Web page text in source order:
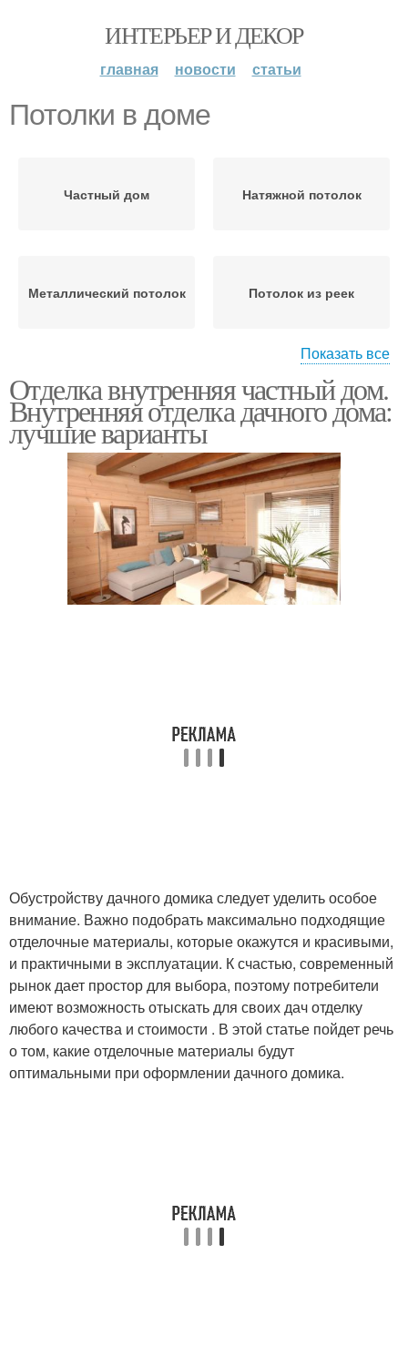
ИНТЕРЬЕР И ДЕКОР
главная новости статьи
Потолки в доме
Частный дом Натяжной потолок
Металлический потолок Потолок из реек
Стен в доме
Потолок в частном
доме
Дом с балками Белый потолок
Черный потолок Каркасный дом
Показать все
Отделка внутренняя частный дом.
Внутренняя отделка дачного дома:
лучшие варианты
Обустройству дачного домика следует уделить особое
внимание. Важно подобрать максимально подходящие
отделочные материалы, которые окажутся и красивыми,
и практичными в эксплуатации. К счастью, современный
рынок дает простор для выбора, поэтому потребители
имеют возможность отыскать для своих дач отделку
любого качества и стоимости . В этой статье пойдет речь
о том, какие отделочные материалы будут
оптимальными при оформлении дачного домика.